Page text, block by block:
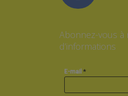
Abonnez-vous à
d’informations
E-mail *